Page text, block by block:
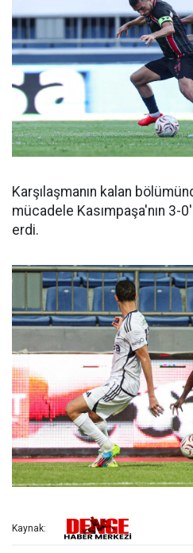
Karşılaşmanın kalan
mücadele Kasımpaşa'nın 3-
erdi.
Kaynak: